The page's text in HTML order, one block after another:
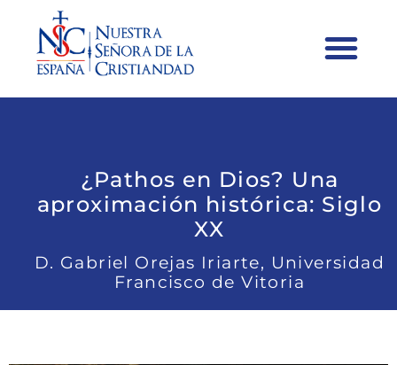
¿Pathos en Dios? Una
aproximación histórica: Siglo
XX
D. Gabriel Orejas Iriarte, Universidad
Francisco de Vitoria